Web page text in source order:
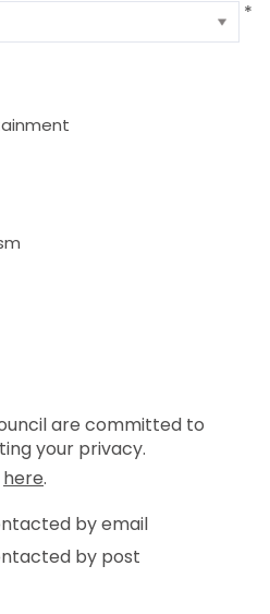
*
are committed to
your privacy.
here.
by email
by post